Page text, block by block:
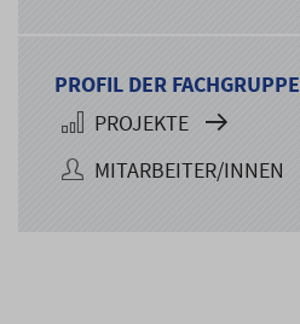
PROFIL DER FACHGRUPPE
PROJEKTE
MITARBEITER/INNEN